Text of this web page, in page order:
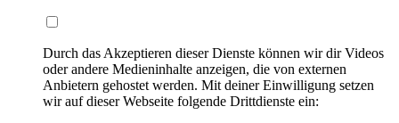
Durch das Akzeptieren dieser Dienste können wir dir Videos
oder andere Medieninhalte anzeigen, die von externen
Anbietern gehostet werden. Mit deiner Einwilligung setzen
wir auf dieser Webseite folgende Drittdienste ein: